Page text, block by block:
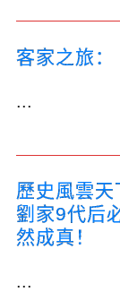
客家之旅：
...
歷史風雲天
劉家9代后
然成真！
...